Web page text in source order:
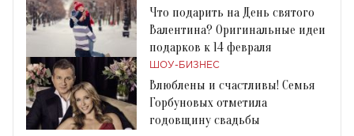
Что подарить на День святого
Валентина? Оригинальные идеи
подарков к 14 февраля
ШОУ-БИЗНЕС
Влюблены и счастливы! Семья
Горбуновых отметила
годовщину свадьбы